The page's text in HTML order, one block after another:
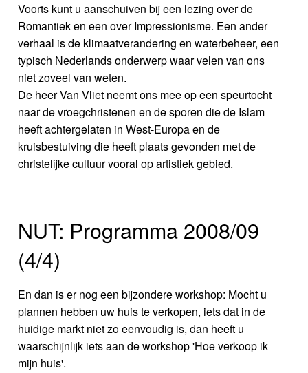
Voorts kunt u aanschuiven bij een lezing over de
Romantiek en een over Impressionisme. Een ander
verhaal is de klimaatverandering en waterbeheer, een
typisch Nederlands onderwerp waar velen van ons
niet zoveel van weten.
De heer Van Vliet neemt ons mee op een speurtocht
naar de vroegchristenen en de sporen die de Islam
heeft achtergelaten in West-Europa en de
kruisbestuiving die heeft plaats gevonden met de
christelijke cultuur vooral op artistiek gebied.
NUT: Programma 2008/09
(4/4)
En dan is er nog een bijzondere workshop: Mocht u
plannen hebben uw huis te verkopen, iets dat in de
huidige markt niet zo eenvoudig is, dan heeft u
waarschijnlijk iets aan de workshop 'Hoe verkoop ik
mijn huis'.